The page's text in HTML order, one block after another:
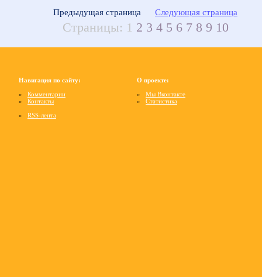
Предыдущая страница Следующая страница
Страницы: 1 2 3 4 5 6 7 8 9 10
Навигация по сайту:
» Комментарии
» Контакты
» RSS-лента
О проекте:
» Мы Вконтакте
» Статистика